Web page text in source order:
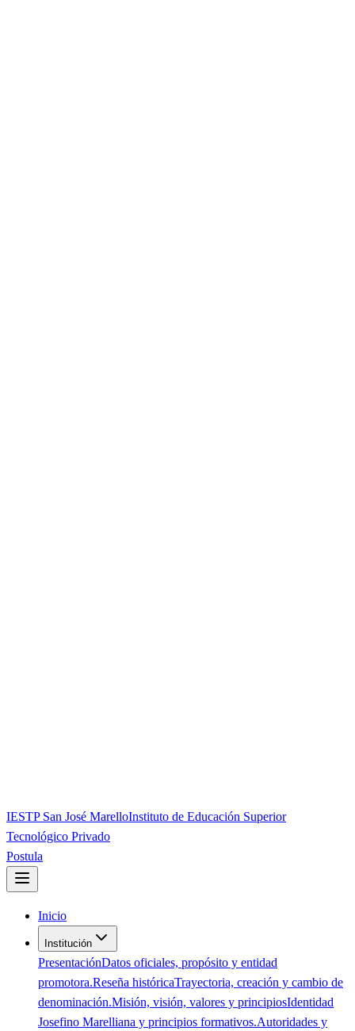
IESTP San José MarelloInstituto de Educación Superior
Tecnológico Privado
Postula
Inicio
Institución
PresentaciónDatos oficiales, propósito y entidad
promotora.Reseña históricaTrayectoria, creación y cambio de
denominación.Misión, visión, valores y principiosIdentidad
Josefino Marelliana y principios formativos.Autoridades y